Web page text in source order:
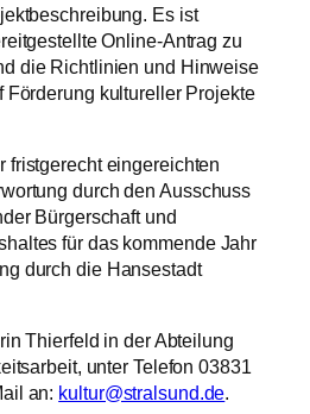
Es ist
Online-Antrag zu
die Richtlinien und Hinweise
Förderung kultureller Projekte
fristgerecht eingereichten
durch den Ausschuss
Bürgerschaft und
für das kommende Jahr
durch die Hansestadt
Thierfeld in der Abteilung
unter Telefon 03831
an: kultur@stralsund.de.